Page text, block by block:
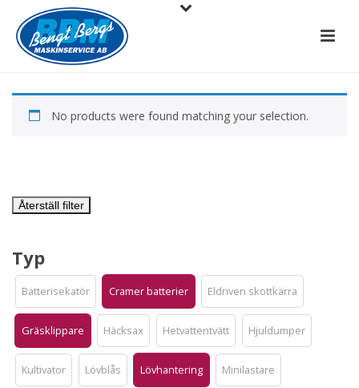
No products were found matching your selection.
Återställ filter
Typ
Batterisekatör Cramer batterier Eldriven skottkärra
Gräsklippare Häcksax Hetvattentvätt Hjuldumper
Kultivator Lövblås Lövhantering Minilastare